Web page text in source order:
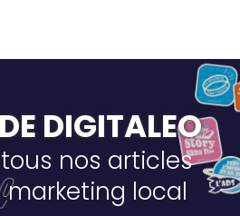
DIGITALEO
nos articles
marketing local